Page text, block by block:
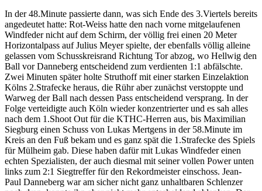
In der 48.Minute passierte dann, was sich Ende des 3.Viertels bereits
angedeutet hatte: Rot-Weiss hatte den nach vorne mitgelaufenen
Windfeder nicht auf dem Schirm, der völlig frei einen 20 Meter
Horizontalpass auf Julius Meyer spielte, der ebenfalls völlig alleine
gelassen vom Schusskreisrand Richtung Tor abzog, wo Hellwig den
Ball vor Danneberg entscheidend zum verdienten 1:1 abfälschte.
Zwei Minuten später holte Struthoff mit einer starken Einzelaktion
Kölns 2.Strafecke heraus, die Rühr aber zunächst verstoppte und
Warweg der Ball nach dessen Pass entscheidend versprang. In der
Folge verteidigte auch Köln wieder konzentrierter und es sah alles
nach dem 1.Shoot Out für die KTHC-Herren aus, bis Maximilian
Siegburg einen Schuss von Lukas Mertgens in der 58.Minute im
Kreis an den Fuß bekam und es ganz spät die 1.Strafecke des Spiels
für Mülheim gab. Diese haben dafür mit Lukas Windfeder einen
echten Spezialisten, der auch diesmal mit seiner vollen Power unten
links zum 2:1 Siegtreffer für den Rekordmeister einschoss. Jean-
Paul Danneberg war am sicher nicht ganz unhaltbaren Schlenzer